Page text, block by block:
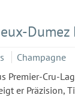
Champagne
Premier-Cru-
er Präzision,